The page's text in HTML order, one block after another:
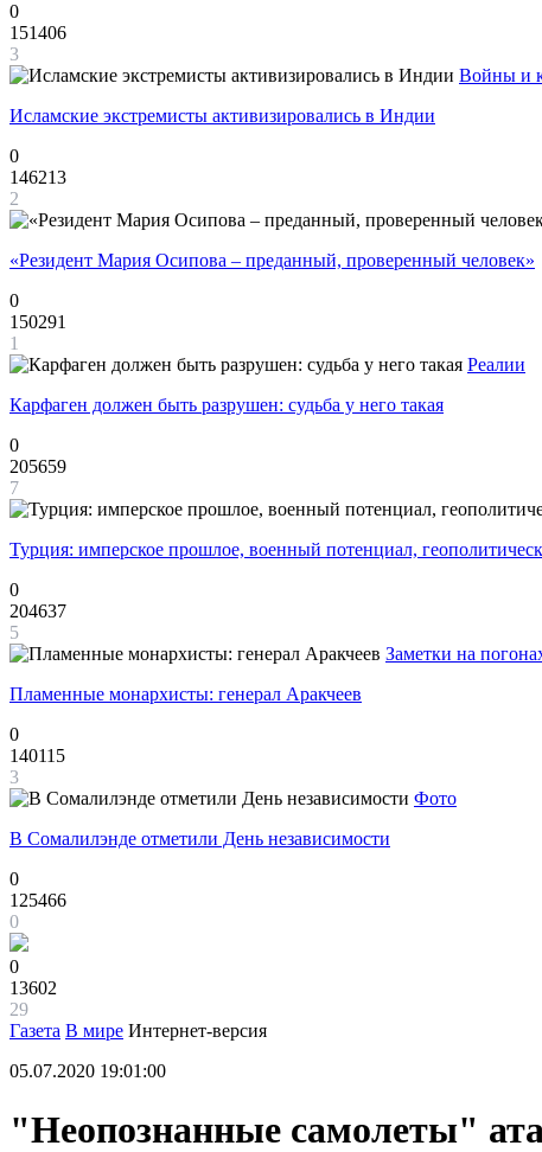
0
151406
3
Войны и
Исламские экстремисты активизировались в Индии
0
146213
2
«Резидент Мария Осипова – преданный, проверенный человек»
0
150291
1
Реалии
Карфаген должен быть разрушен: судьба у него такая
0
205659
7
Турция: имперское прошлое, военный потенциал,
0
204637
5
Заметки на
Пламенные монархисты: генерал Аракчеев
0
140115
3
Фото
В Сомалилэнде отметили День независимости
0
125466
0
0
13602
29
Газета В мире Интернет-версия
05.07.2020 19:01:00
"Неопознанные самолеты"